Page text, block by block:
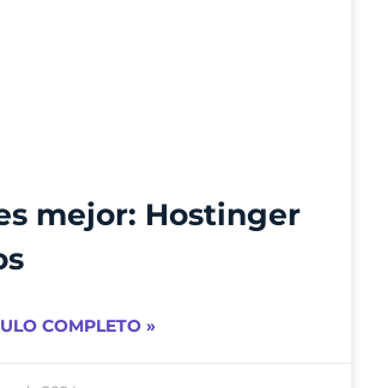
mejor: Hostinger
COMPLETO »